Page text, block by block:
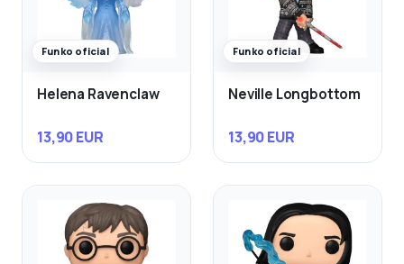
Funko oficial
Helena Ravenclaw
13,90 EUR
Funko oficial
Neville Longbottom
13,90 EUR